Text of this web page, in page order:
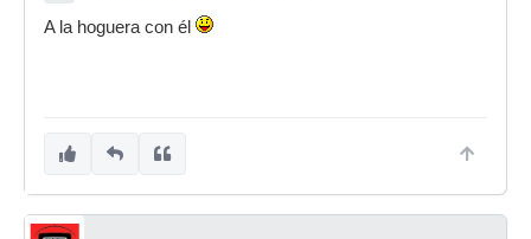
A la hoguera con él